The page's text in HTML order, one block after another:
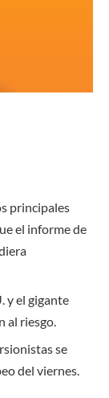
principales
el informe de
y el gigante
al riesgo.
se
del viernes.